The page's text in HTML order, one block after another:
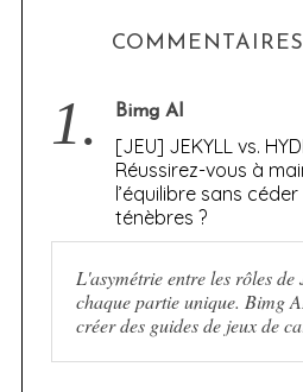
1. Bimg AI
[JEU] JEKYLL vs.
Réussirez-vous à
l’équilibre sans céder
ténèbres ?
L'asymétrie entre les rôles
chaque partie unique. Bimg
créer des guides de jeux de